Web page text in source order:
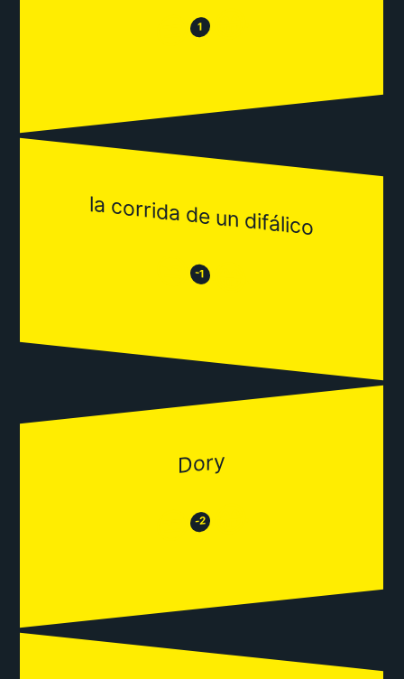
😒 1 😂
la corrida de un difálico
😒 -1 😂
Dory
😒 -2 😂